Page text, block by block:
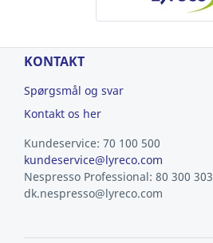
KONTAKT
Spørgsmål og svar
Kontakt os her
Kundeservice: 70 100 500
kundeservice@lyreco.com
Nespresso Professional: 80 300 303
dk.nespresso@lyreco.com